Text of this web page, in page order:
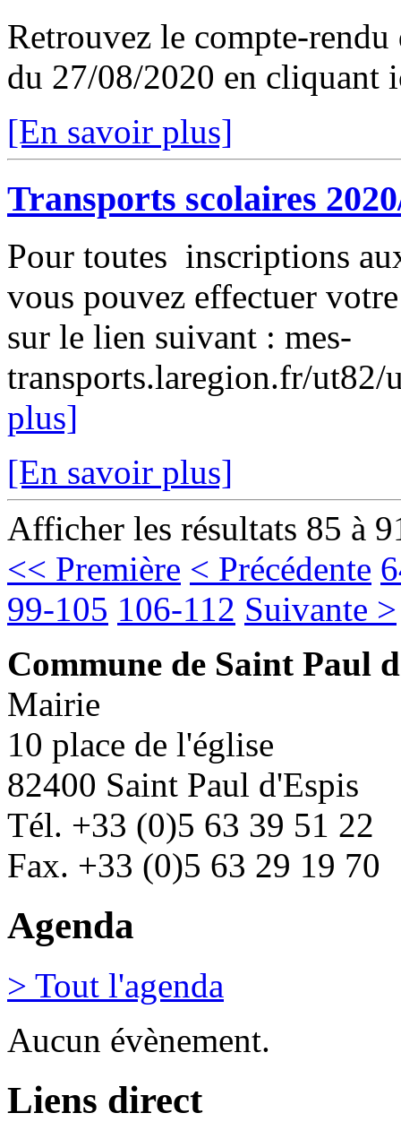
Retrouvez le compte-
du 27/08/2020 en cliquant
[En savoir plus]
Transports scolaires
Pour toutes inscriptions
vous pouvez effectuer
sur le lien suivant : mes-
transports.laregion.fr/
plus]
[En savoir plus]
Afficher les résultats 85 à
<< Première < Précédente
99-105 106-112 Suivante >
Commune de Saint Paul
Mairie
10 place de l'église
82400 Saint Paul d'Espis
Tél. +33 (0)5 63 39 51 22
Fax. +33 (0)5 63 29 19 70
Agenda
> Tout l'agenda
Aucun évènement.
Liens direct